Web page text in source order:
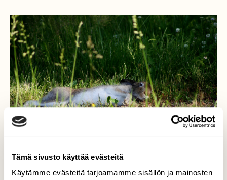
Tämä sivusto käyttää evästeitä
Käytämme evästeitä tarjoamamme sisällön ja mainosten